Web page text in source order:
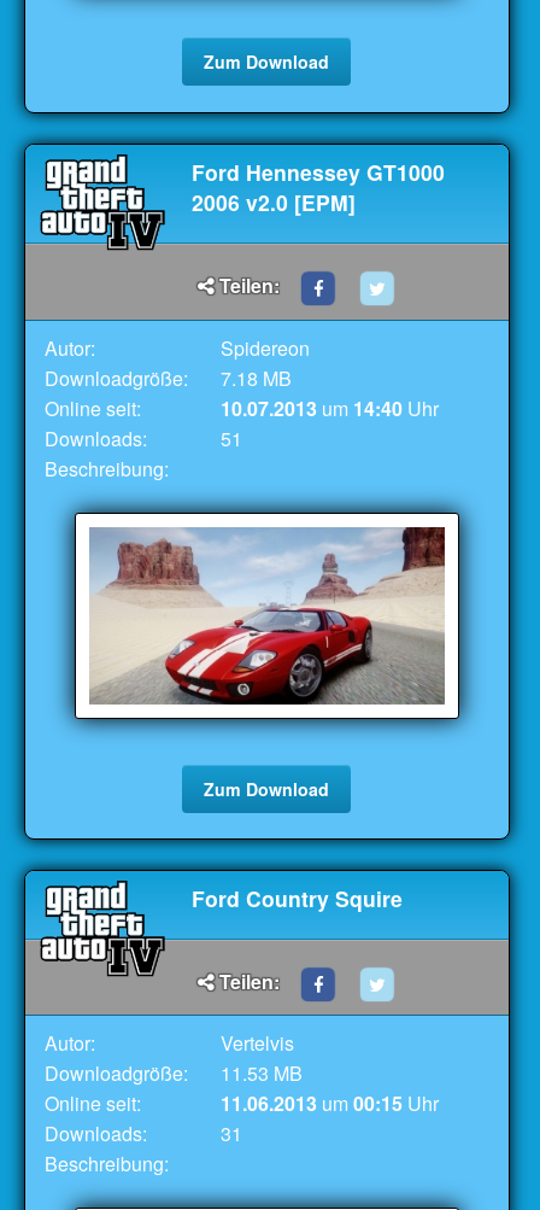
Zum Download
Ford Hennessey GT1000
2006 v2.0 [EPM]
Teilen:
Autor:
Spidereon
Downloadgröße:
7.18 MB
Online seit:
10.07.2013 um 14:40 Uhr
Downloads:
51
Beschreibung:
Zum Download
Ford Country Squire
Teilen:
Autor:
Vertelvis
Downloadgröße:
11.53 MB
Online seit:
11.06.2013 um00:15 Uhr
Downloads:
31
Beschreibung: